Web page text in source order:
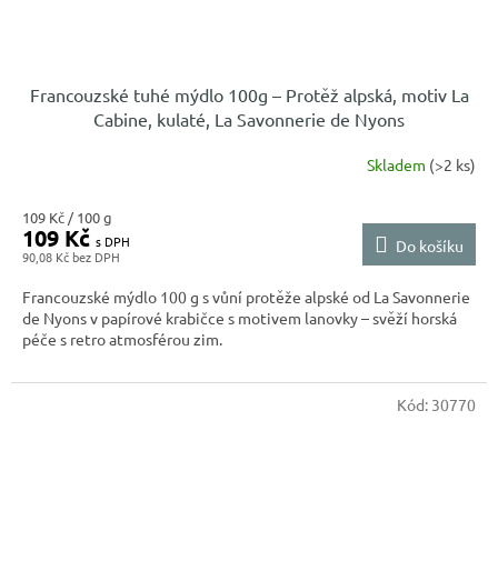
Francouzské tuhé mýdlo 100g – Protěž alpská, motiv La
Cabine, kulaté, La Savonnerie de Nyons
Skladem (>2 ks)
90,08 Kč
109 Kč
Měrná
cena:
109 Kč / 100 g
Do košíku
Francouzské mýdlo 100 g s vůní protěže alpské od La Savonnerie
de Nyons v papírové krabičce s motivem lanovky – svěží horská
péče s retro atmosférou zim.
Kód: 30770